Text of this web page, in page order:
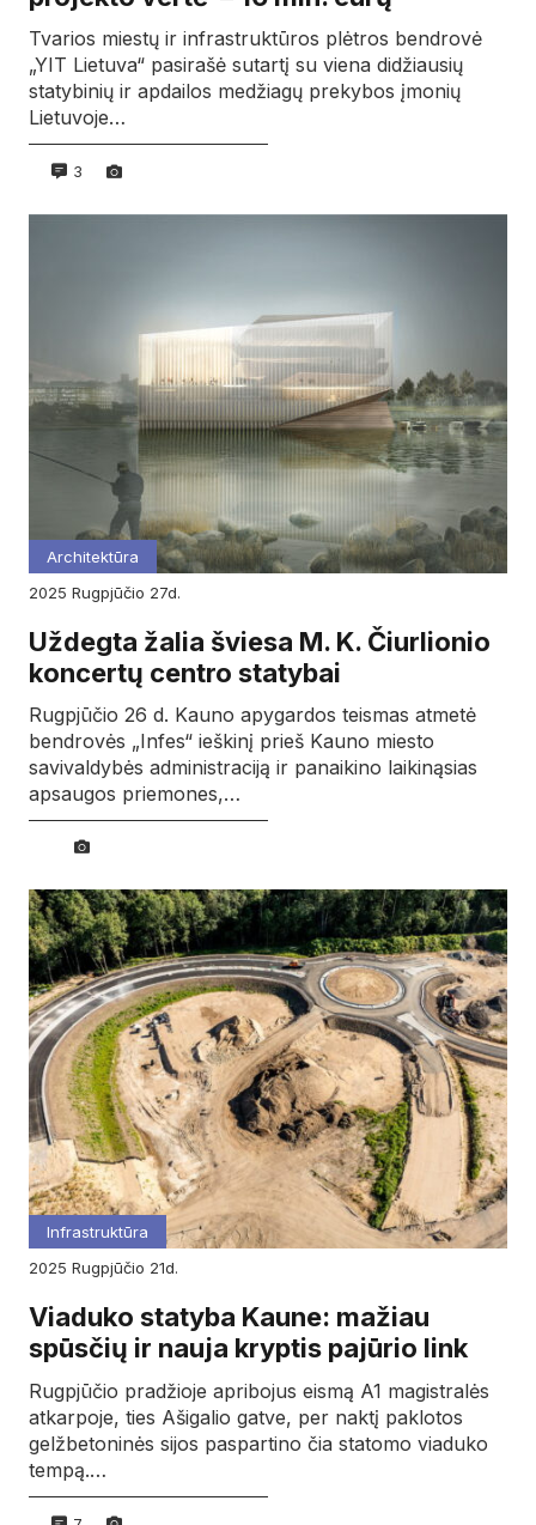
Tvarios miestų ir infrastruktūros plėtros bendrovė
„YIT Lietuva“ pasirašė sutartį su viena didžiausių
statybinių ir apdailos medžiagų prekybos įmonių
Lietuvoje…
3
Architektūra
2025
rugpjūčio 27d.
Uždegta žalia šviesa M. K. Čiurlionio
koncertų centro statybai
Rugpjūčio 26 d. Kauno apygardos teismas atmetė
bendrovės „Infes“ ieškinį prieš Kauno miesto
savivaldybės administraciją ir panaikino laikinąsias
apsaugos priemones,…
Infrastruktūra
2025
rugpjūčio 21d.
Viaduko statyba Kaune: mažiau
spūsčių ir nauja kryptis pajūrio link
Rugpjūčio pradžioje apribojus eismą A1 magistralės
atkarpoje, ties Ašigalio gatve, per naktį paklotos
gelžbetoninės sijos paspartino čia statomo viaduko
tempą.…